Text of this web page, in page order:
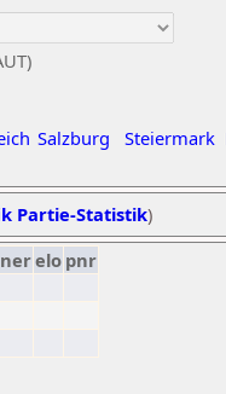
Salzburg Steiermark
Partie-Statistik)
elo pnr